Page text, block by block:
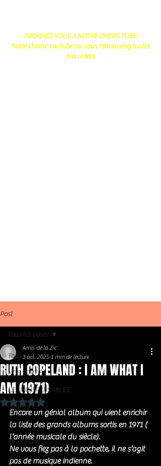
ABONNEZ VOUS A NOTRE ZIKERS TUBE.
Notre chaine Youtube ou vous retrouverez toutes
nos videos
Post
Tous les posts
NOS SORTIES
LES INDISPENSABLES
Général
Blues
Blues Rock
Rock
Tous les posts
RUTH COPELAND : I AM WHAT I
AM (1971)
Amis de la Zic
3 oct. 2025 1 min de lecture
Noté NaN étoiles sur 5.
Encore un génial album qui vient enrichir
la liste des grands albums sortis en 1971 (
l'année musicale du siècle).
Ne vous fiez pas à la pochette, il ne s'agit
pas de musique indienne.